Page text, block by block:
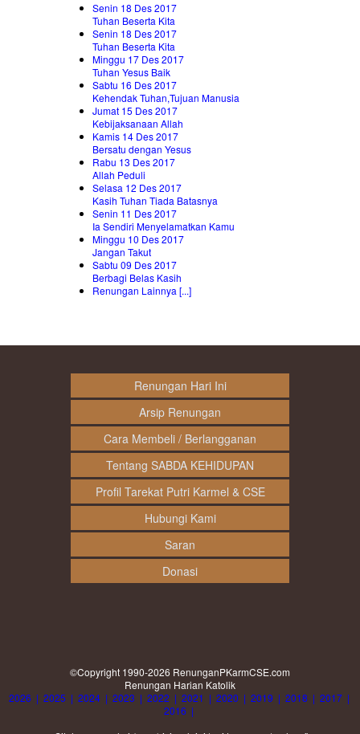
Senin 18 Des 2017
Tuhan Beserta Kita
Senin 18 Des 2017
Tuhan Beserta Kita
Minggu 17 Des 2017
Tuhan Yesus Baik
Sabtu 16 Des 2017
Kehendak Tuhan,Tujuan Manusia
Jumat 15 Des 2017
Kebijaksanaan Allah
Kamis 14 Des 2017
Bersatu dengan Yesus
Rabu 13 Des 2017
Allah Peduli
Selasa 12 Des 2017
Kasih Tuhan Tiada Batasnya
Senin 11 Des 2017
Ia Sendiri Menyelamatkan Kamu
Minggu 10 Des 2017
Jangan Takut
Sabtu 09 Des 2017
Berbagi Belas Kasih
Renungan Lainnya [...]
Renungan Hari Ini
Arsip Renungan
Cara Membeli / Berlangganan
Tentang SABDA KEHIDUPAN
Profil Tarekat Putri Karmel & CSE
Hubungi Kami
Saran
Donasi
©Copyright 1990-2026 RenunganPKarmCSE.com
Renungan Harian Katolik
2026 | 2025 | 2024 | 2023 | 2022 | 2021 | 2020 | 2019 | 2018 | 2017 |
2016 |